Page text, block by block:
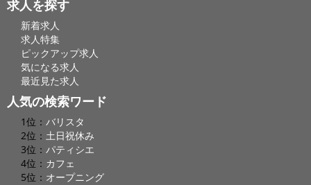
求人を探す
新着求人
求人特集
ピックアップ求人
気になる求人
最近見た求人
人気の検索ワード
1位： バリスタ
2位： 土日祝休み
3位： パティシエ
4位： カフェ
5位： オープニング